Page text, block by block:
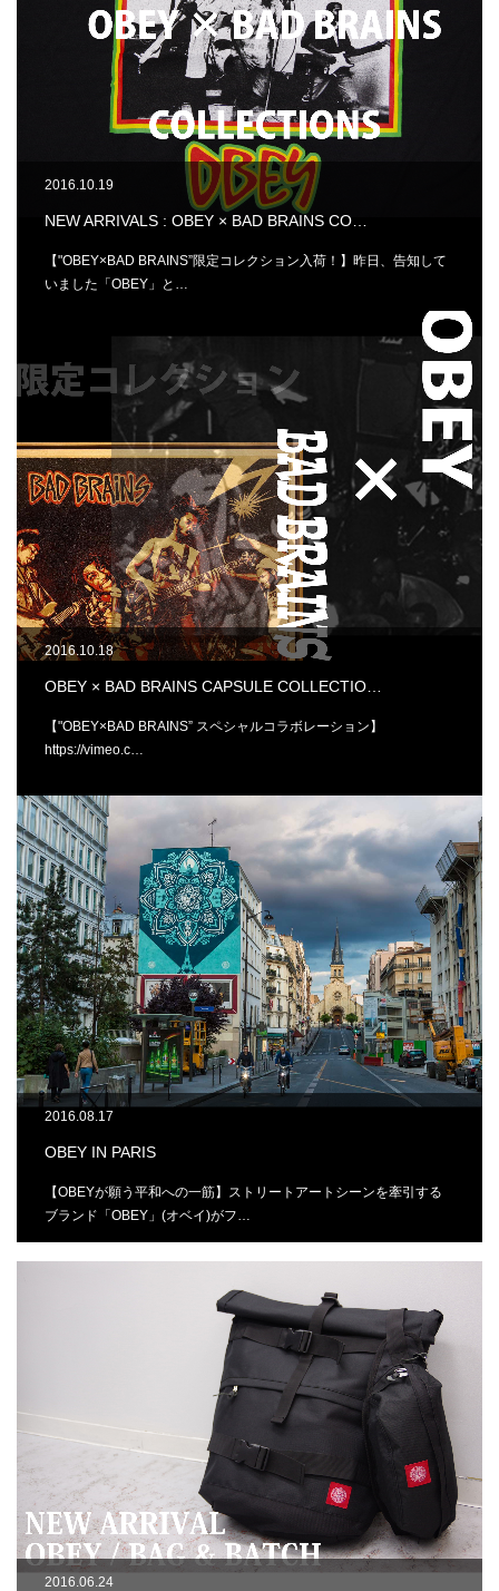
2016.10.19
NEW ARRIVALS : OBEY × BAD BRAINS CO…
【"OBEY×BAD BRAINS”限定コレクション入荷！】昨日、告知して
いました「OBEY」と…
2016.10.18
OBEY × BAD BRAINS CAPSULE COLLECTIO…
【"OBEY×BAD BRAINS” スペシャルコラボレーション】
https://vimeo.c…
2016.08.17
OBEY IN PARIS
【OBEYが願う平和への一筋】ストリートアートシーンを牽引する
ブランド「OBEY」(オベイ)がフ…
2016.06.24